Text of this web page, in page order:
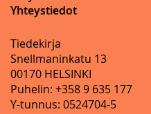
Yhteystiedot
Tiedekirja
Snellmaninkatu 13
00170 HELSINKI
Puhelin: +358 9 635 177
Y-tunnus: 0524704-5